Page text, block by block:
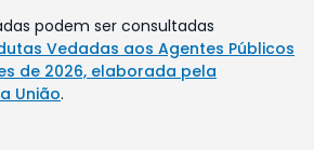
podem ser consultadas
Vedadas aos Agentes Públicos
de 2026, elaborada pela
União.